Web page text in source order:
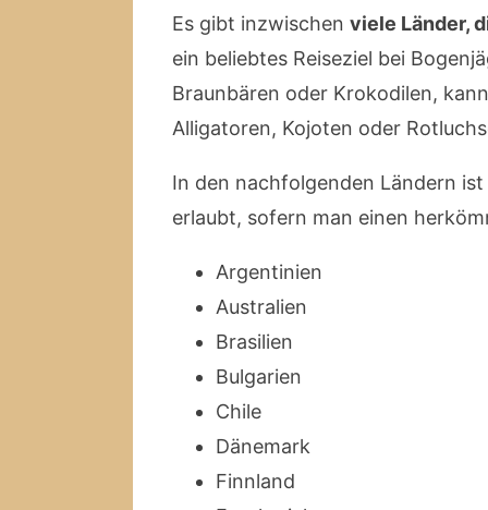
Es gibt inzwischen viele Länder,
ein beliebtes Reiseziel bei
Braunbären oder Krokodilen,
Alligatoren, Kojoten oder
In den nachfolgenden Ländern
erlaubt, sofern man einen
Argentinien
Australien
Brasilien
Bulgarien
Chile
Dänemark
Finnland